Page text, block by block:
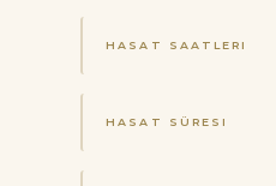
HASAT SAATLERI
HASAT SÜRESI